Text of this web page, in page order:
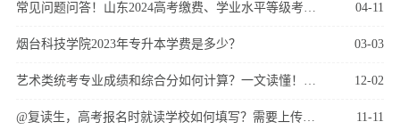
04-11
常见问题问答！山东2024高考缴费、学业水平等级考试科目选报
03-03
烟台科技学院2023年专升本学费是多少？
12-02
艺术类统考专业成绩和综合分如何计算？一文读懂！速速收藏
11-11
@复读生，高考报名时就读学校如何填写？需要上传什么资料？